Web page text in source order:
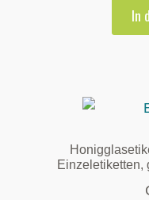
In
Einzeletiketten,